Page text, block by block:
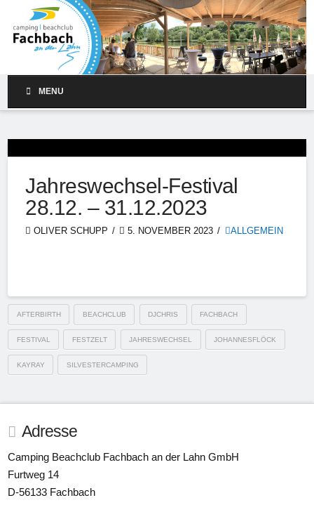
MENU
Jahreswechsel-Festival
28.12. – 31.12.2023
OLIVER SCHUPP 5. NOVEMBER 2023 ALLGEMEIN
AFTERBIRTH BEACHCLUB DJCHRIS FACHBACH
FESTIVAL FESTZELT JAHRESWECHSEL JOHANNESFLÖCK
KAYRAY SILVESTERCAMPING
Adresse
Camping Beachclub Fachbach an der Lahn GmbH
Furtweg 14
D-56133 Fachbach